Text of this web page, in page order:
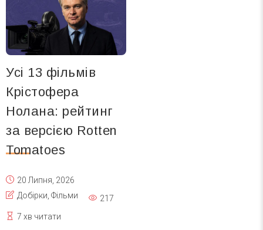
Усі 13 фільмів
Крістофера
Нолана: рейтинг
за версією Rotten
Tomatoes
20 Липня, 2026
Добірки Фільми
217
7 хв читати